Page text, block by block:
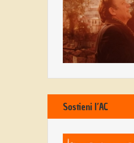
Sostieni l’AC